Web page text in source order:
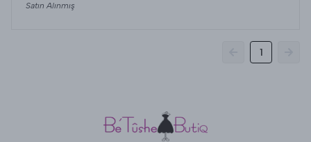
Satın Alınmış
1